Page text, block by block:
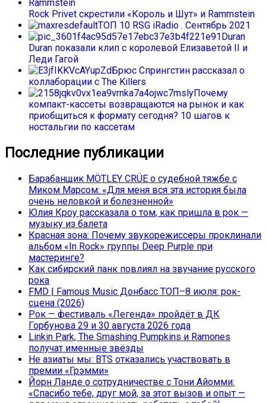
Rock Privet скрестили «Король и Шут» и Rammstein
ТОП 10 RSG iRadio . Сентябрь 2021
Duran
Duran показали клип с королевой Елизаветой II и
Леди Гагой
Брюс Спрингстин рассказал о
коллаборации с The Killers
Почему
компакт-кассеты возвращаются на рынок и как
приобщиться к формату сегодня? 10 шагов к
ностальгии по кассетам
Последние публикации
Барабанщик MÖTLEY CRÜE о судебной тяжбе с
Миком Марсом: «Для меня вся эта история была
очень неловкой и болезненной»
Юлия Кроу рассказала о том, как пришла в рок —
музыку из балета
Красная зона: Почему звукорежиссеры проклинали
альбом «In Rock» группы Deep Purple при
мастеринге?
Как сибирский панк повлиял на звучание русского
рока
FMD | Famous Music Донбасс ТОП–8 июля: рок-
сцена (2026)
Рок — фестиваль «Легенда» пройдёт в ДК
Горбунова 29 и 30 августа 2026 года
Linkin Park, The Smashing Pumpkins и Ramones
получат именные звёзды
Не азиаты мы: BTS отказались участвовать в
премии «Грэмми»
Йорн Ланде о сотрудничестве с Тони Айомми:
«Спасибо тебе, друг мой, за этот вызов и опыт —